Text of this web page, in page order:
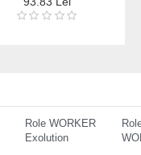
Role WORKER
Exolution